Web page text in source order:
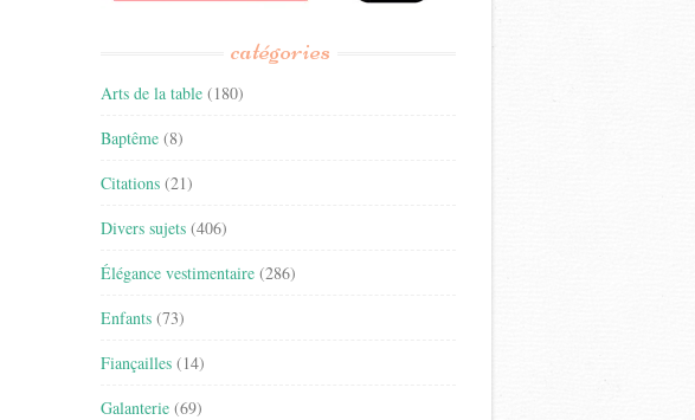
catégories
Arts de la table (180)
Baptême (8)
Citations (21)
Divers sujets (406)
Élégance vestimentaire (286)
Enfants (73)
Fiançailles (14)
Galanterie (69)